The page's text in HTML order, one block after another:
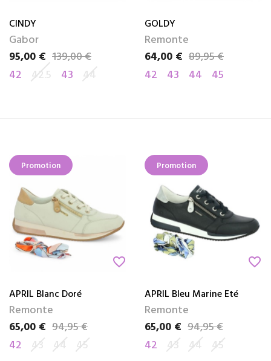
CINDY
Gabor
Prix
95,00 €
Prix de base139,00 €
42 42.5 43 44
GOLDY
Remonte
Prix
64,00 €
Prix de base89,95 €
42
43 44 45
Promotion
favorite_border
APRIL Blanc Doré
Remonte
Prix
65,00 €
Prix de base94,95 €
42 43 44 45
Promotion
favorite_border
APRIL Bleu Marine Eté
Remonte
Prix
65,00 €
Prix de base94,95 €
42 43 44 45